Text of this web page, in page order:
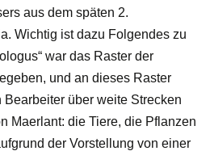
aus dem späten 2.
Wichtig ist dazu Folgendes zu
war das Raster der
und an dieses Raster
über weite Strecken
Maerlant: die Tiere, die Pflanzen
der Vorstellung von einer